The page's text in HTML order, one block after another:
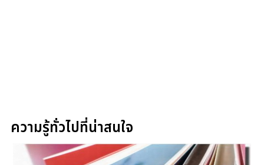
ความรู้ทั่วไปที่น่าสนใจ